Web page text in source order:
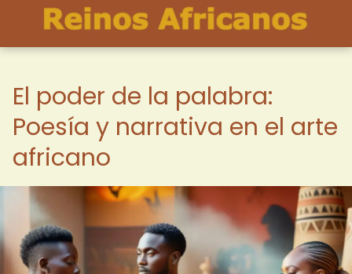
El poder de la palabra:
Poesía y narrativa en el arte
africano